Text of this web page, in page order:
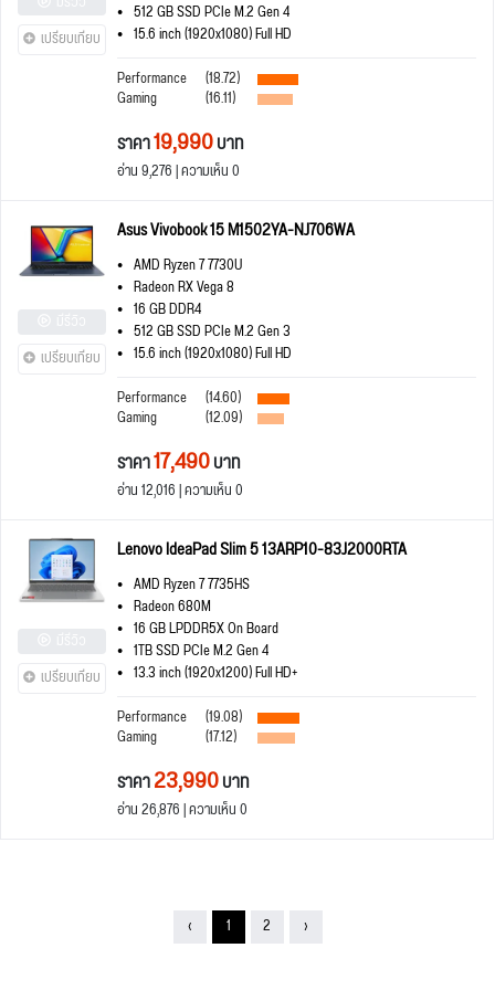
เปรียบเทียบ
512 GB SSD PCIe M.2 Gen 4
15.6 inch (1920x1080) Full HD
Performance
(18.72)
Gaming (16.11)
ราคา19,990บาท
อ่าน 9,276 | ความเห็น 0
เปรียบเทียบ
Asus Vivobook 15 M1502YA-NJ706WA
AMD Ryzen 7 7730U
Radeon RX Vega 8
16 GB DDR4
512 GB SSD PCIe M.2 Gen 3
15.6 inch (1920x1080) Full HD
Performance
(14.60)
Gaming (12.09)
ราคา17,490บาท
อ่าน 12,016 | ความเห็น 0
เปรียบเทียบ
Lenovo IdeaPad Slim 5 13ARP10-83J2000RTA
AMD Ryzen 7 7735HS
Radeon 680M
16 GB LPDDR5X On Board
1TB SSD PCIe M.2 Gen 4
13.3 inch (1920x1200) Full HD+
Performance
(19.08)
Gaming (17.12)
ราคา23,990บาท
อ่าน 26,876 | ความเห็น 0
‹ 1 2 ›